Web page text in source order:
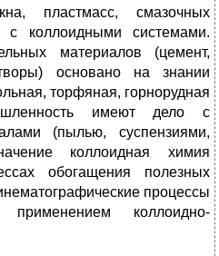
пластмасс, смазочных
с коллоидными системами.
материалов (цемент,
основано на знании
торфяная, горнорудная
имеют дело с
(пылью, суспензиями,
коллоидная химия
обогащения полезных
процессы
коллоидно-